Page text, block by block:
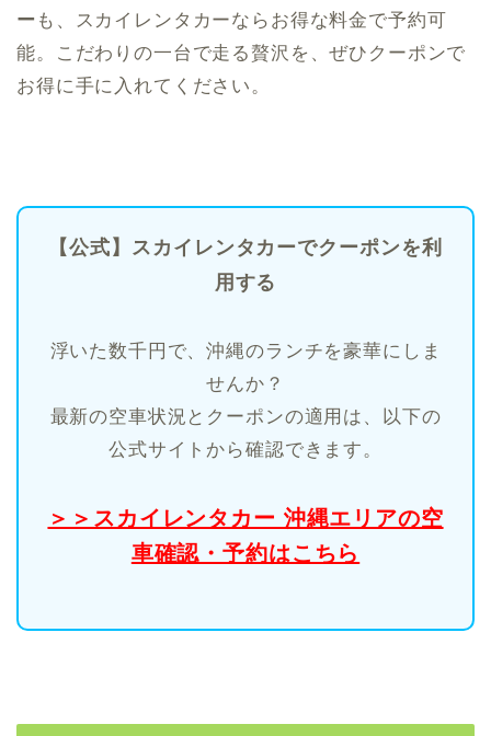
ー も、スカイレンタカーならお得な料金で予約可
能。こだわりの一台で走る贅沢を、ぜひクーポンで
お得に手に入れてください。
【公式】スカイレンタカーでクーポンを利
用する
浮いた数千円で、沖縄のランチを豪華にしま
せんか？
最新の空車状況とクーポンの適用は、以下の
公式サイトから確認できます。
＞＞スカイレンタカー 沖縄エリアの空
車確認・予約はこちら